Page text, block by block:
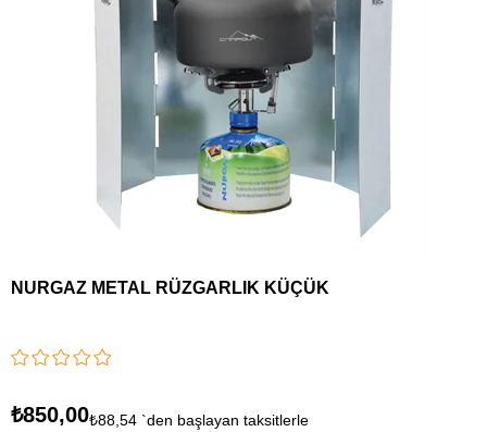
NURGAZ METAL RÜZGARLIK KÜÇÜK
₺850,00₺88,54 `den başlayan taksitlerle